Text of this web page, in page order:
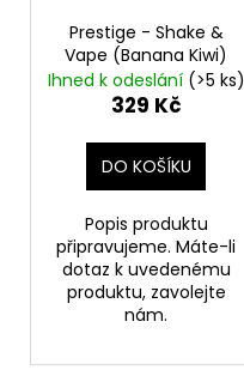
Prestige - Shake &
Vape (Banana Kiwi)
Ihned k odeslání (>5 ks)
329 Kč
DO KOŠÍKU
Popis produktu
připravujeme. Máte-li
dotaz k uvedenému
produktu, zavolejte
nám.
OXVA
XLIM
-